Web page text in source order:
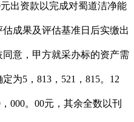
出资款以完成对蜀道洁净能
成果及评估基准日后实缴出
意，甲方就采办标的资产需
为5，813，521，815。12
000。00元，其余全数以刊